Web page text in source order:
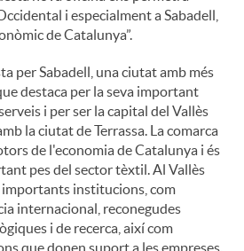
i especialment a Sabadell,
de Catalunya”.
per Sabadell, una ciutat amb més
destaca per la seva important
i per ser la capital del Vallès
la ciutat de Terrassa. La comarca
de l'economia de Catalunya i és
pes del sector tèxtil. Al Vallès
institucions, com
internacional, reconegudes
i de recerca, així com
que donen suport a les empreses.